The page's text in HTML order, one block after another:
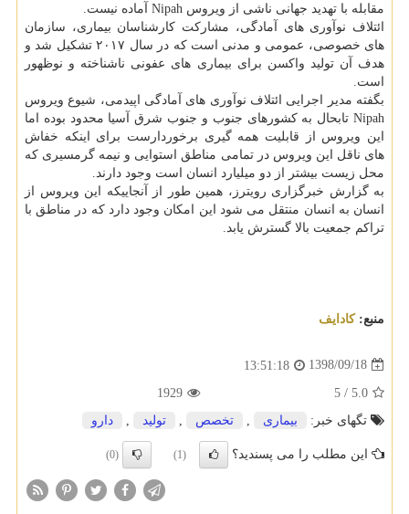
مقابله با تهدید جهانی ناشی از ویروس Nipah آماده نیست.
ائتلاف نوآوری های آمادگی، مشاركت كارشناسان بیماری، سازمان
های خصوصی، عمومی و مدنی است كه در سال ۲۰۱۷ تشكیل شد و
هدف آن تولید واكسن برای بیماری های عفونی ناشناخته و نوظهور
است.
بگفته مدیر اجرایی ائتلاف نوآوری های آمادگی اپیدمی، شیوع ویروس
Nipah تابحال به كشورهای جنوب و جنوب شرق آسیا محدود بوده اما
این ویروس از قابلیت همه گیری برخوردارست برای اینكه خفاش
های ناقل این ویروس در تمامی مناطق استوایی و نیمه گرمسیری كه
محل زیست بیشتر از دو میلیارد انسان است وجود دارند.
به گزارش خبرگزاری رویترز، همین طور از آنجاییكه این ویروس از
انسان به انسان منتقل می شود این امكان وجود دارد كه در مناطق با
تراكم جمعیت بالا گسترش یابد.
منبع:كادایف
1398/09/18
13:51:18
5.0
/
5
1929
تگهای خبر:
بیماری تخصص تولید دارو
این مطلب را می پسندید؟ (1)
(0)